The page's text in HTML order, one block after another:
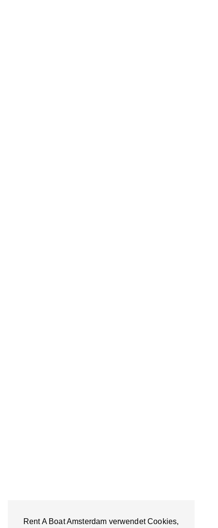
Rent A Boat Amsterdam verwendet Cookies,